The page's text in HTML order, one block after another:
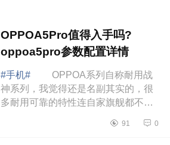
OPPOA5Pro值得入手吗?
oppoa5pro参数配置详情
#手机#
OPPOA系列自称耐用战
神系列，我觉得还是名副其实的，很
多耐用可靠的特性连自家旗舰都不一
大家介绍下OPPOA5Pro值得入手吗?
91 0